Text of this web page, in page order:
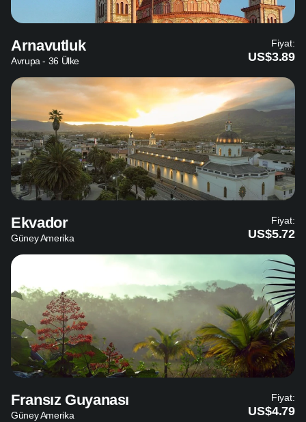
Arnavutluk
Avrupa - 36 Ülke
Fiyat:
US$3.89
Ekvador
Güney Amerika
Fiyat:
US$5.72
Fransız Guyanası
Güney Amerika
Fiyat:
US$4.79